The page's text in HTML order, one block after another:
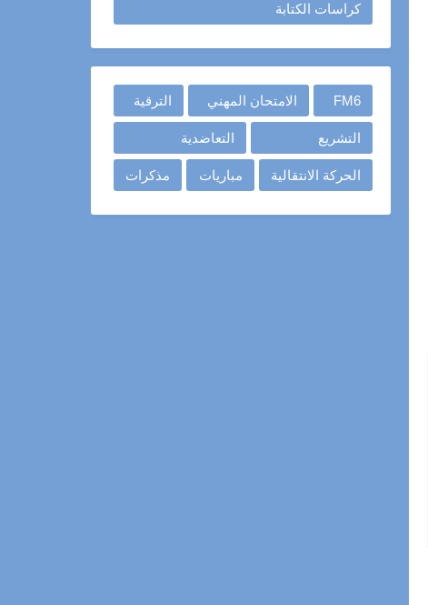
كراسات الكتابة
FM6 الامتحان المهني الترقية
التشريع التعاضدية
الحركة الانتقالية مباريات مذكرات